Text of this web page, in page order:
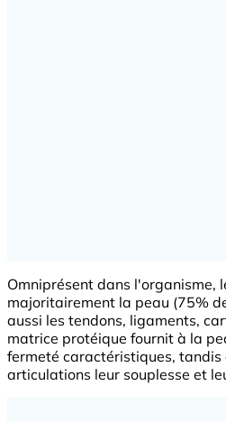
Omniprésent dans l'organisme,
majoritairement la peau (75%
aussi les tendons, ligaments,
matrice protéique fournit à la
fermeté caractéristiques, tandis
articulations leur souplesse et